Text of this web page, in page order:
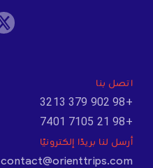
اتصل بنا
+98 902 379 3213
+98 21 7105 7401
أرسل لنا بريدًا إلكترونيًا
contact@orienttrips.com